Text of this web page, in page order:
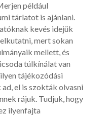
például
tárlatot is ajánlani.
kevés idejük
mert sokan
mellett, és
túlkínálat van
tájékozódási
el is szokták olvasni
rájuk. Tudjuk, hogy
ilyenfajta